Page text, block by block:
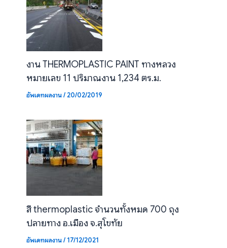
งาน THERMOPLASTIC PAINT ทางหลวง
หมายเลข 11 ปริมาณงาน 1,234 ตร.ม.
อัพเดทผลงาน/20/02/2019
สี thermoplastic จำนวนทั้งหมด 700 ถุง
ปลายทาง อ.เมือง จ.สุโขทัย
อัพเดทผลงาน/17/12/2021